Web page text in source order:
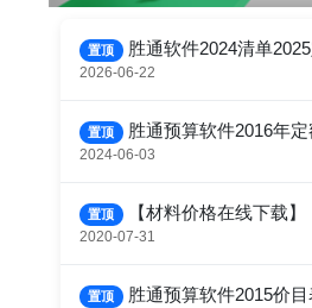
置顶 胜通软件2024清单
2026-06-22
置顶 胜通预算软件2016年
2024-06-03
置顶 【材料价格在线下载】
2020-07-31
置顶 胜通预算软件2015价